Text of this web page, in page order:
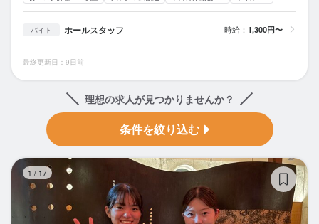
バイト ホールスタッフ 時給： 1,300円〜
最終更新日：9日前
理想の求人が見つかりませんか？
条件を絞り込む
1 / 17